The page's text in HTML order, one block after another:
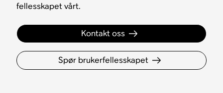
fellesskapet vårt.
Kontakt oss
Spør brukerfellesskapet